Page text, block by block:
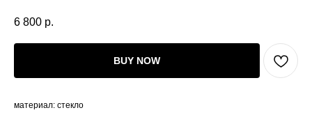
6 800 р.
BUY NOW
материал: стекло